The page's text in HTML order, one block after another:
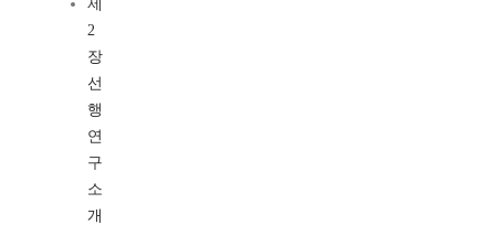
제
2
장
선
행
연
구
소
개